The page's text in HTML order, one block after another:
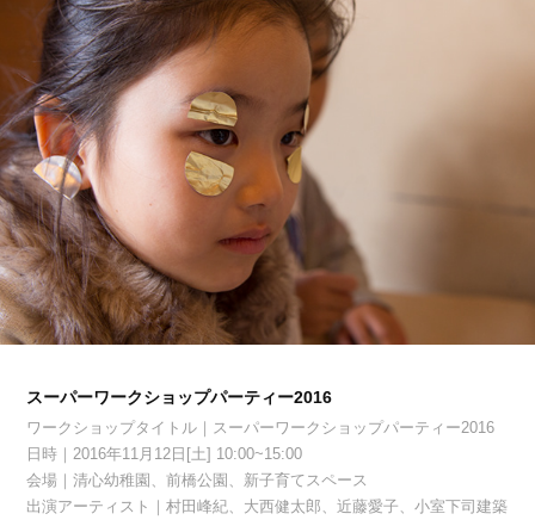
スーパーワークショップパーティー2016
ワークショップタイトル｜スーパーワークショップパーティー2016
日時｜2016年11月12日[土] 10:00~15:00
会場｜清心幼稚園、前橋公園、新子育てスペース
出演アーティスト｜村田峰紀、大西健太郎、近藤愛子、小室下司建築